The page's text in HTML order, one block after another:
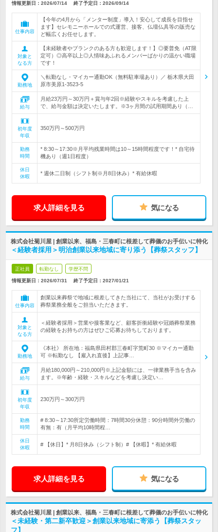
情報更新日：2026/07/14 終了予定日： 2026/09/14
仕事内容
【今年の4月から「メンター制度」導入！安心して成長を目指せ
ます】セレモニーホールでの式運営、接客、仏壇仏具等の販売な
ど幅広くお任せします。
対象と
なる方
【未経験者やブランクのある方も歓迎します！】◎要普免（AT限
定可）◎高卒以上◎人情味あふれるメンバーばかりの温かい職場
です！
勤務地
＼転勤なし・マイカー通勤OK（無料駐車場あり）／ 栃木県大田
原市美原1-3523-5
給与
月給23万円～30万円＋賞与年2回※経験やスキルを考慮した上
で、給与金額は決定いたします。※3ヶ月間の試用期間あり（…
初年度
年収
350万円～500万円
勤務
時間
* 8:30～17:30※月平均残業時間は10～15時間程度です！* 自宅待
機あり（週1日程度）
休日
休暇
* 週休二日制（シフト制※月8日休み）* 有給休暇
求人詳細を見る 気になる
株式会社菊川屋 | 創業以来、福島・三春町に根差して葬儀のお手伝いに特化
＜経験者採用＞明治創業以来地域に寄り添う【葬祭スタッフ】
正社員 転勤なし 学歴不問
情報更新日：2026/07/31 終了予定日： 2027/01/21
仕事内容
創業以来葬祭で地域に根差してきた当社にて、当社がお受けする
葬祭業務全般をご担当いただきます。
対象と
なる方
＜経験者採用＞営業や接客業など、顧客折衝経験や冠婚葬祭業務
の経験をお持ちの方はぜひご応募お待ちしております。
勤務地
《本社》 所在地：福島県田村郡三春町字荒町30 ※マイカー通勤
可 ※転勤なし 【雇入れ直後】上記事…
給与
月給180,000円～210,000円※上記金額には、一律業務手当を含み
ます。※年齢・経験・スキルなどを考慮し決定い…
初年度
年収
230万円～300万円
勤務
時間
# 8:30～17:30所定労働時間：7時間30分休憩：90分時間外労働の
有無：有（月平均10時間程…
休日
休暇
# 【休日】* 月8日休み（シフト制）# 【休暇】* 有給休暇
求人詳細を見る 気になる
株式会社菊川屋 | 創業以来、福島・三春町に根差して葬儀のお手伝いに特化
＜未経験・第二新卒歓迎＞創業以来地域に寄添う【葬祭スタッ
フ】